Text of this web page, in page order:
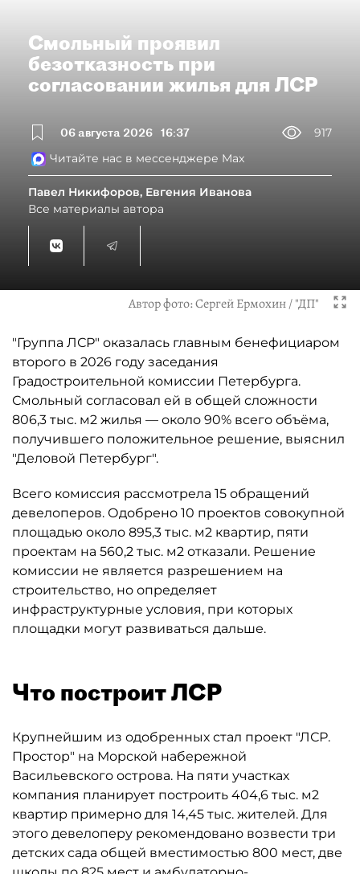
Смольный проявил
безотказность при
согласовании жилья для ЛСР
06 августа 2026 16:37
917
Читайте нас в мессенджере Max
Павел Никифоров, Евгения Иванова
Все материалы автора
Автор фото:Сергей Ермохин / "ДП"
"Группа ЛСР" оказалась главным бенефициаром
второго в 2026 году заседания
Градостроительной комиссии Петербурга.
Смольный согласовал ей в общей сложности
806,3 тыс. м2 жилья — около 90% всего объёма,
получившего положительное решение, выяснил
"Деловой Петербург".
Всего комиссия рассмотрела 15 обращений
девелоперов. Одобрено 10 проектов совокупной
площадью около 895,3 тыс. м2 квартир, пяти
проектам на 560,2 тыс. м2 отказали. Решение
комиссии не является разрешением на
строительство, но определяет
инфраструктурные условия, при которых
площадки могут развиваться дальше.
Что построит ЛСР
Крупнейшим из одобренных стал проект "ЛСР.
Простор" на Морской набережной
Васильевского острова. На пяти участках
компания планирует построить 404,6 тыс. м2
квартир примерно для 14,45 тыс. жителей. Для
этого девелоперу рекомендовано возвести три
детских сада общей вместимостью 800 мест, две